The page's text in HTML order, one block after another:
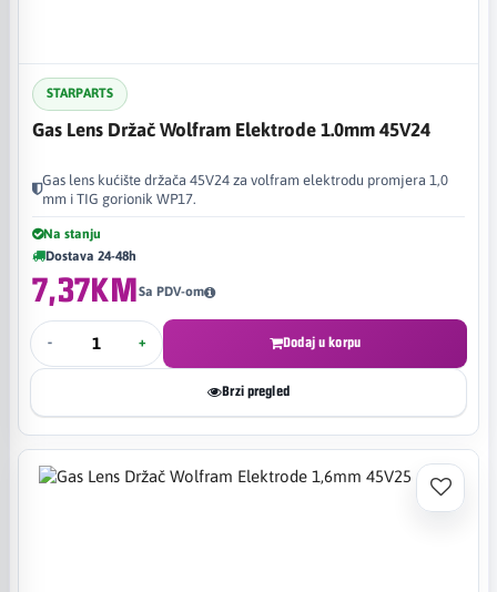
STARPARTS
Gas Lens Držač Wolfram Elektrode 1.0mm 45V24
Gas lens kućište držača 45V24 za volfram elektrodu promjera 1,0
mm i TIG gorionik WP17.
Na stanju
Dostava 24-48h
7,37KMSa PDV-om
- + Dodaj u korpu
Brzi pregled